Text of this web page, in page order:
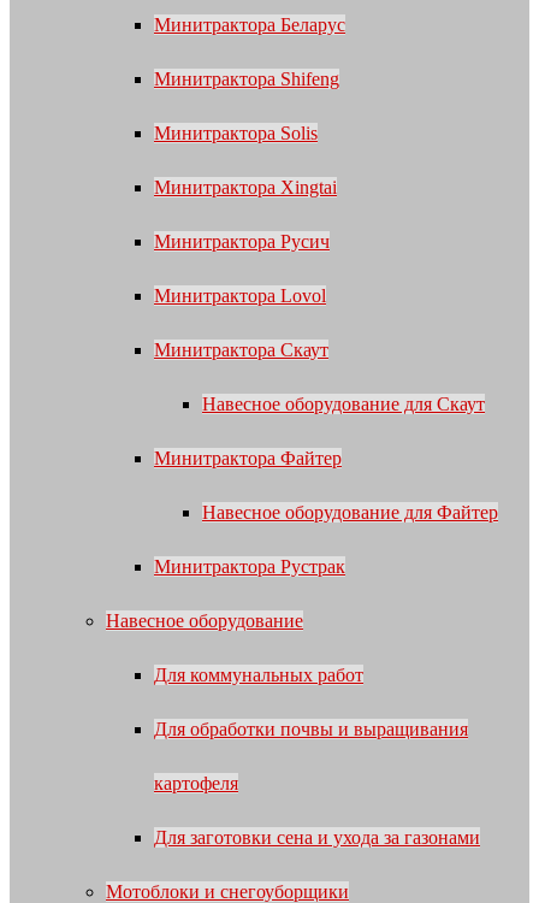
Минитрактора Беларус
Минитрактора Shifeng
Минитрактора Solis
Минитрактора Xingtai
Минитрактора Русич
Минитрактора Lovol
Минитрактора Скаут
Навесное оборудование для Скаут
Минитрактора Файтер
Навесное оборудование для Файтер
Минитрактора Рустрак
Навесное оборудование
Для коммунальных работ
Для обработки почвы и выращивания
картофеля
Для заготовки сена и ухода за газонами
Мотоблоки и снегоуборщики